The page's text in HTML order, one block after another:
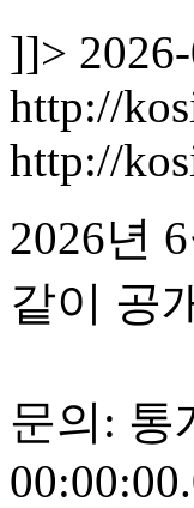
]]>
http://
http://
2026년
같이 공
문의: 통